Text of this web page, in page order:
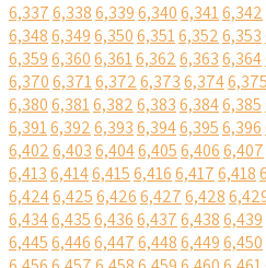
6,3376,3386,3396,3406,3416,342
6,3486,3496,3506,3516,3526,353
6,3596,3606,3616,3626,3636,364
6,3706,3716,3726,3736,3746,375
6,3806,3816,3826,3836,3846,385
6,3916,3926,3936,3946,3956,396
6,4026,4036,4046,4056,4066,407
6,4136,4146,4156,4166,4176,418
6,4246,4256,4266,4276,428
6,4346,4356,4366,4376,4386,439
6,4456,4466,4476,4486,4496,450